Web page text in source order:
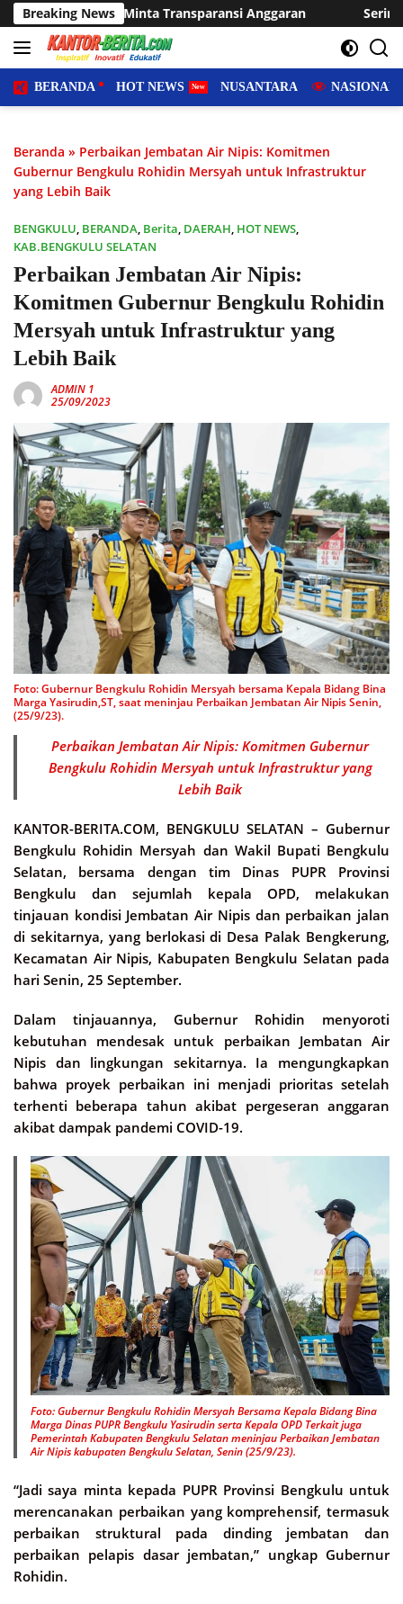
Langsung
ke
konten
Breaking NewsAnggaran Sering Dilanda Genangan,
BERANDA HOT NEWS NUSANTARA NASIONAL
Beranda » Perbaikan Jembatan Air Nipis: Komitmen
Gubernur Bengkulu Rohidin Mersyah untuk Infrastruktur
yang Lebih Baik
BENGKULU, BERANDA, Berita, DAERAH, HOT NEWS,
KAB.BENGKULU SELATAN
Perbaikan Jembatan Air Nipis:
Komitmen Gubernur Bengkulu Rohidin
Mersyah untuk Infrastruktur yang
Lebih Baik
ADMIN 1
25/09/2023
Foto: Gubernur Bengkulu Rohidin Mersyah bersama Kepala Bidang Bina
Marga Yasirudin,ST, saat meninjau Perbaikan Jembatan Air Nipis Senin,
(25/9/23).
Perbaikan Jembatan Air Nipis: Komitmen Gubernur
Bengkulu Rohidin Mersyah untuk Infrastruktur yang
Lebih Baik
KANTOR-BERITA.COM, BENGKULU SELATAN – Gubernur
Bengkulu Rohidin Mersyah dan Wakil Bupati Bengkulu
Selatan, bersama dengan tim Dinas PUPR Provinsi
Bengkulu dan sejumlah kepala OPD, melakukan
tinjauan kondisi Jembatan Air Nipis dan perbaikan jalan
di sekitarnya, yang berlokasi di Desa Palak Bengkerung,
Kecamatan Air Nipis, Kabupaten Bengkulu Selatan pada
hari Senin, 25 September.
Dalam tinjauannya, Gubernur Rohidin menyoroti
kebutuhan mendesak untuk perbaikan Jembatan Air
Nipis dan lingkungan sekitarnya. Ia mengungkapkan
bahwa proyek perbaikan ini menjadi prioritas setelah
terhenti beberapa tahun akibat pergeseran anggaran
akibat dampak pandemi COVID-19.
Foto: Gubernur Bengkulu Rohidin Mersyah Bersama Kepala Bidang Bina
Marga Dinas PUPR Bengkulu Yasirudin serta Kepala OPD Terkait juga
Pemerintah Kabupaten Bengkulu Selatan meninjau Perbaikan Jembatan
Air Nipis kabupaten Bengkulu Selatan, Senin (25/9/23).
“Jadi saya minta kepada PUPR Provinsi Bengkulu untuk
merencanakan perbaikan yang komprehensif, termasuk
perbaikan struktural pada dinding jembatan dan
perbaikan pelapis dasar jembatan,” ungkap Gubernur
Rohidin.